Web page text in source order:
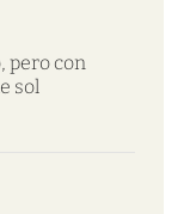
pero con
sol